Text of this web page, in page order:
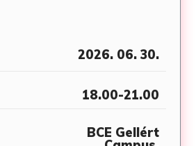
2026. 06. 30.
18.00-21.00
BCE Gellért